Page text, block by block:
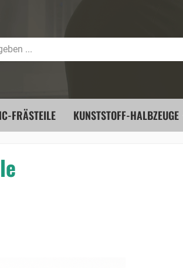
FRÄSTEILE KUNSTSTOFF-HALBZEUGE